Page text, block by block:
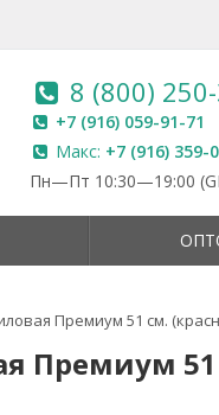
8 (800)
+7 (916) 059-91-71
Макс: +7 (916) 359-
Пн—Пт 10:30—19:00
Премиум 51 см.
Премиум 51